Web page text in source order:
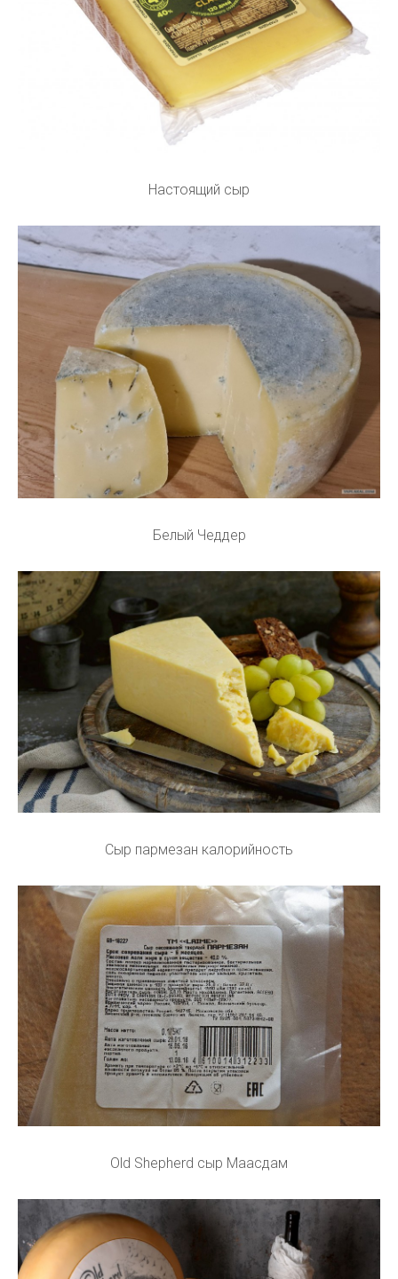
Настоящий сыр
Белый Чеддер
Сыр пармезан калорийность
Old Shepherd сыр Маасдам